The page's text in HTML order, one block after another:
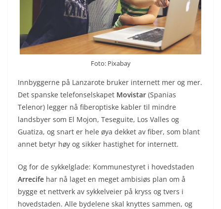
Foto: Pixabay
Innbyggerne på Lanzarote bruker internett mer og mer.
Det spanske telefonselskapet Movistar (Spanias
Telenor) legger nå fiberoptiske kabler til mindre
landsbyer som El Mojon, Teseguite, Los Valles og
Guatiza, og snart er hele øya dekket av fiber, som blant
annet betyr høy og sikker hastighet for internett.
Og for de sykkelglade: Kommunestyret i hovedstaden
Arrecife har nå laget en meget ambisiøs plan om å
bygge et nettverk av sykkelveier på kryss og tvers i
hovedstaden. Alle bydelene skal knyttes sammen, og